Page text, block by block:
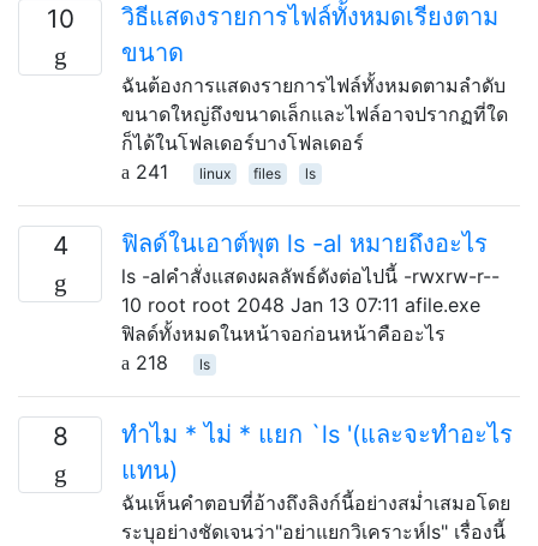
10
วิธีแสดงรายการไฟล์ทั้งหมดเรียงตาม
ขนาด
ฉันต้องการแสดงรายการไฟล์ทั้งหมดตามลำดับ
ขนาดใหญ่ถึงขนาดเล็กและไฟล์อาจปรากฏที่ใด
ก็ได้ในโฟลเดอร์บางโฟลเดอร์
241
linux files ls
4 ฟิลด์ในเอาต์พุต ls -al หมายถึงอะไร
ls -alคำสั่งแสดงผลลัพธ์ดังต่อไปนี้ -rwxrw-r--
10 root root 2048 Jan 13 07:11 afile.exe
ฟิลด์ทั้งหมดในหน้าจอก่อนหน้าคืออะไร
218
ls
8
ทำไม * ไม่ * แยก `ls '(และจะทำอะไร
แทน)
ฉันเห็นคำตอบที่อ้างถึงลิงก์นี้อย่างสม่ำเสมอโดย
ระบุอย่างชัดเจนว่า"อย่าแยกวิเคราะห์ls" เรื่องนี้